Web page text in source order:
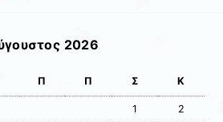
2026
Π Π Σ Κ
1 2